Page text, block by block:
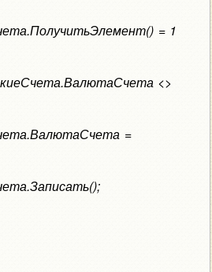
= 1
<>
=